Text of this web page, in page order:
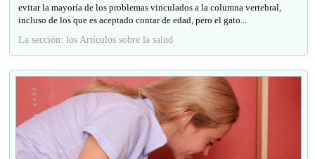
evitar la mayoría de los problemas vinculados a la columna vertebral,
incluso de los que es aceptado contar de edad, pero el gato...
La sección: los Artículos sobre la salud